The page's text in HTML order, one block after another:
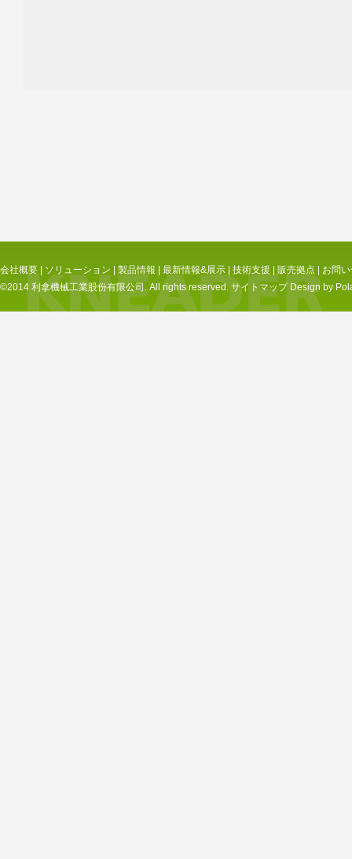
会社概要 ソリューション 製品情報 最新情報&展示 技術支援 販売拠点
お問
©2014 利拿機械工業股份有限公司. All rights reserved.サイトマップ Design by